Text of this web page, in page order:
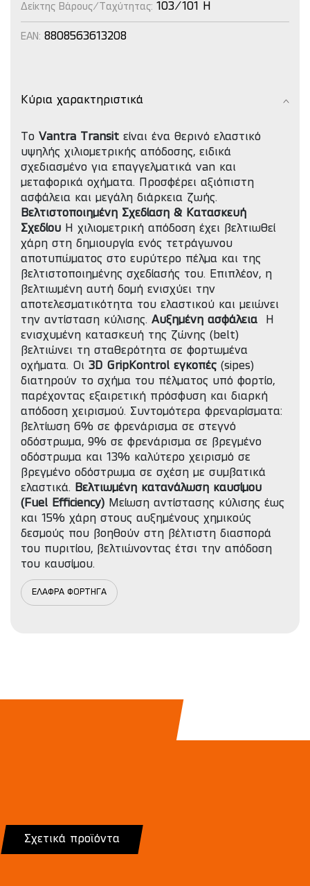
Δείκτης Βάρους/Ταχύτητας: 103/101 H
EAN: 8808563613208
Κύρια χαρακτηριστικά
Το Vantra Transit είναι ένα θερινό ελαστικό
υψηλής χιλιομετρικής απόδοσης, ειδικά
σχεδιασμένο για επαγγελματικά van και
μεταφορικά οχήματα. Προσφέρει αξιόπιστη
ασφάλεια και μεγάλη διάρκεια ζωής.
Βελτιστοποιημένη Σχεδίαση & Κατασκευή
Σχεδίου Η χιλιομετρική απόδοση έχει βελτιωθεί
χάρη στη δημιουργία ενός τετράγωνου
αποτυπώματος στο ευρύτερο πέλμα και της
βελτιστοποιημένης σχεδίασής του. Επιπλέον, η
βελτιωμένη αυτή δομή ενισχύει την
αποτελεσματικότητα του ελαστικού και μειώνει
την αντίσταση κύλισης. Αυξημένη ασφάλεια
Η
ενισχυμένη κατασκευή της ζώνης (belt)
βελτιώνει τη σταθερότητα σε φορτωμένα
οχήματα. Οι 3D GripKontrol εγκοπές (sipes)
διατηρούν το σχήμα του πέλματος υπό φορτίο,
παρέχοντας εξαιρετική πρόσφυση και διαρκή
απόδοση χειρισμού. Συντομότερα φρεναρίσματα:
βελτίωση 6% σε φρενάρισμα σε στεγνό
οδόστρωμα, 9% σε φρενάρισμα σε βρεγμένο
οδόστρωμα και 13% καλύτερο χειρισμό σε
βρεγμένο οδόστρωμα σε σχέση με συμβατικά
ελαστικά.
Βελτιωμένη κατανάλωση καυσίμου
(Fuel Efficiency) Μείωση αντίστασης κύλισης έως
και 15% χάρη στους αυξημένους χημικούς
δεσμούς που βοηθούν στη βέλτιστη διασπορά
του πυριτίου, βελτιώνοντας έτσι την απόδοση
του καυσίμου.
ΕΛΑΦΡΑ ΦΟΡΤΗΓΑ
Σχετικά προϊόντα